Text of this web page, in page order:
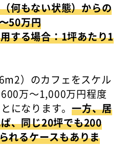
何もない状態）からの
50万円
する場合：1坪あたり1
）のカフェをスケル
万〜1,000万円程度
になります。一方、居
、同じ20坪でも200
れるケースもありま